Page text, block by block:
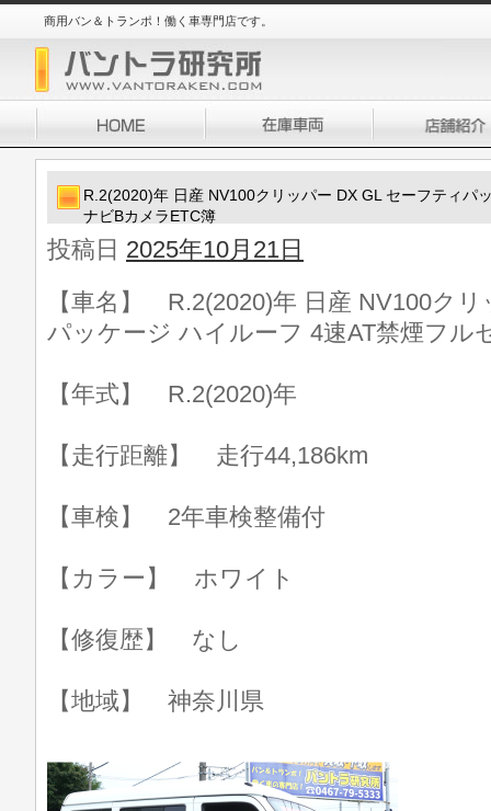
商用バン＆トランポ！働く車専門店です。
R.2(2020)年 日産 NV100クリッパー DX GL セーフティパ
ナビBカメラETC簿
投稿日 2025年10月21日
【車名】 R.2(2020)年 日産 NV100ク
パッケージ ハイルーフ 4速AT禁煙フル
【年式】 R.2(2020)年
【走行距離】 走行44,186km
【車検】 2年車検整備付
【カラー】 ホワイト
【修復歴】 なし
【地域】 神奈川県